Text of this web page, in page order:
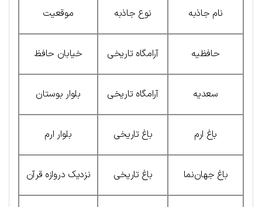
نام جاذبه نوع جاذبه موقعیت
حافظیه آرامگاه تاریخی خیابان حافظ
سعدیه آرامگاه تاریخی بلوار بوستان
باغ ارم باغ تاریخی بلوار ارم
باغ جهان‌نما باغ تاریخی نزدیک دروازه قرآن